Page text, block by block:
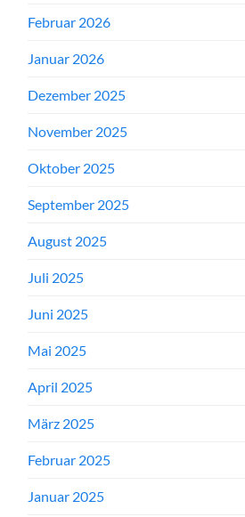
Februar 2026
Januar 2026
Dezember 2025
November 2025
Oktober 2025
September 2025
August 2025
Juli 2025
Juni 2025
Mai 2025
April 2025
März 2025
Februar 2025
Januar 2025